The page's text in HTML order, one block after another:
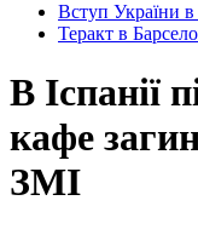
Вступ України
Теракт в
В Іспанії
кафе
ЗМІ